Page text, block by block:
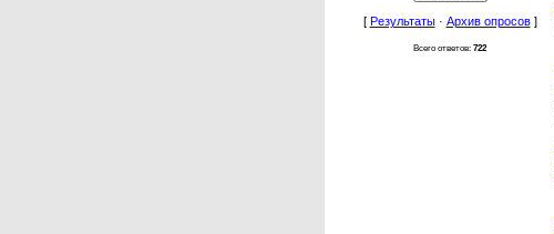
[ Результаты· Архив опросов]
Всего ответов: 722